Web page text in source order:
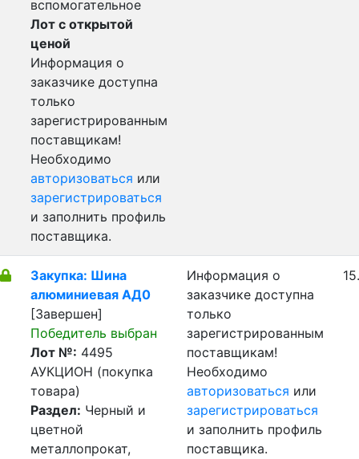
вспомогательное
Лот с открытой
ценой
Информация о
заказчике доступна
только
зарегистрированным
поставщикам!
Необходимо
авторизоваться или
зарегистрироваться
и заполнить профиль
поставщика.
Закупка: Шина
алюминиевая АД0
[Завершен]
Победитель выбран
Лот №: 4495
АУКЦИОН (покупка
товара)
Раздел: Черный и
цветной
металлопрокат,
Информация о
заказчике доступна
только
зарегистрированным
поставщикам!
Необходимо
авторизоваться или
зарегистрироваться
и заполнить профиль
поставщика.